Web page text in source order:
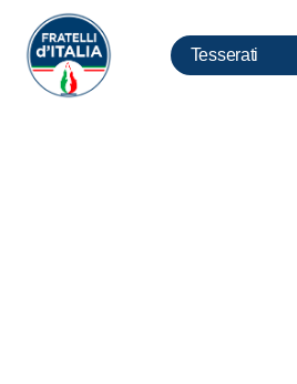
Tesserati